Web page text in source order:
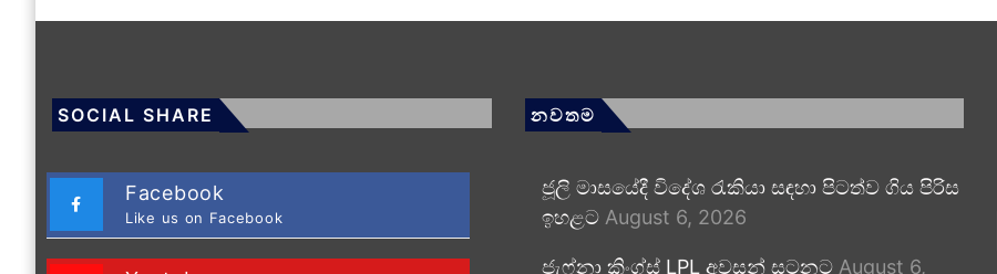
SOCIAL SHARE
Facebook
Like us on Facebook
නවතම
ජූලි මාසයේදී විදේශ රැකියා සඳහා පිටත්ව ගිය පිරිස
ඉහළට August 6, 2026
ජැෆ්නා කිංග්ස් LPL අවසන් සටනට August 6,